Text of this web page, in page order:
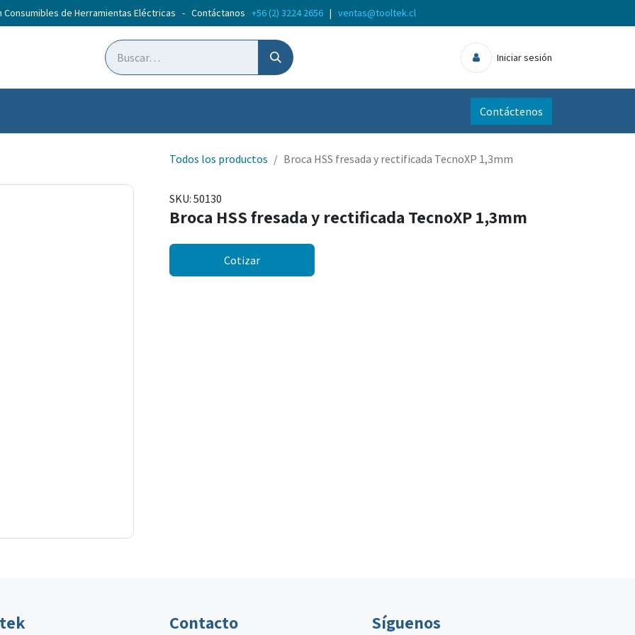
Consumibles de Herramientas Eléctricas - Contáctanos +56 (2) 3224 2656 | ventas@tooltek.cl
Iniciar sesión
Contáctenos
Todos los productos Broca HSS fresada y rectificada TecnoXP 1,3mm
SKU: 50130
Broca HSS fresada y rectificada TecnoXP 1,3mm
Cotizar
Contacto Síguenos